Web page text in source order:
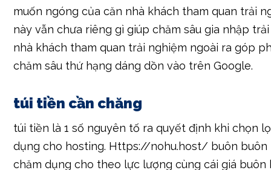
muốn ngóng của căn nhà khách tham quan trải
này vẫn chưa riêng gì giúp chăm sâu gia nhập
nhà khách tham quan trải nghiệm ngoài ra góp
chăm sâu thứ hạng dáng dồn vào trên Google.
túi tiền cần chăng
túi tiền là 1 số nguyên tố ra quyết định khi chọn
dụng cho hosting. Https://nohu.host/ buôn buôn
chăm dụng cho theo lực lượng cùng cái giá buôn